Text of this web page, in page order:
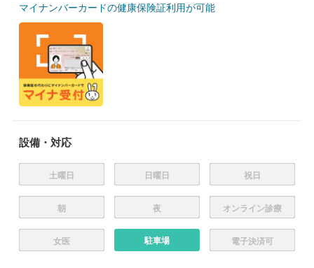
マイナンバーカードの健康保険証利用が可能
設備・対応
土曜日 日曜日 祝日
朝 夜 オンライン診療
女医 駐車場 電子決済可